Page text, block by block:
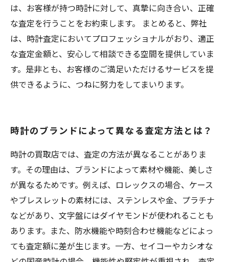
は、お客様が持つ時計に対して、真摯に向き合い、正確
な査定を行うことをお約束します。 まとめると、弊社
は、時計査定においてプロフェッショナルがおり、適正
な査定金額と、安心して相談できる空間を提供していま
す。是非とも、お客様のご満足いただけるサービスを提
供できるように、つねに努力をしてまいります。
時計のブランドによって異なる査定方法とは？
時計の買取店では、査定の方法が異なることがありま
す。その理由は、ブランドによって素材や機能、美しさ
が異なるためです。例えば、ロレックスの場合、ケース
やブレスレットの素材には、ステンレスや金、プラチナ
などがあり、文字盤にはダイヤモンドが使われることも
あります。また、防水機能や時刻合わせ機能などによっ
ても査定額に差が生じます。一方、セイコーやカシオな